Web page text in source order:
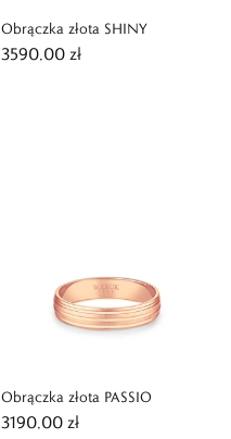
Obrączka złota SHINY
3590,00 zł
Obrączka złota PASSIO
3190,00 zł